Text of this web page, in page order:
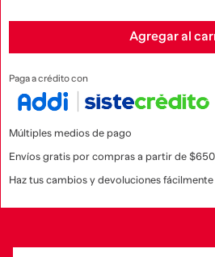
Agregar al
Paga a crédito con
Múltiples medios de pago
Envíos gratis por compras a partir de
Haz tus cambios y devoluciones fácilmente